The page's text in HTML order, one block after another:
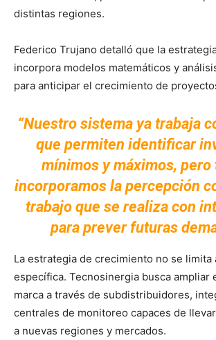
distintas regiones.
Federico Trujano detalló que la
incorpora modelos matemáticos y
para anticipar el crecimiento de
“Nuestro sistema ya trabaja
que permiten identificar
mínimos y máximos, pero
incorporamos la percepción
trabajo que se realiza con
para prever futuras
La estrategia de crecimiento no se limita
específica. Tecnosinergia busca ampliar
marca a través de subdistribuidores,
centrales de monitoreo capaces de
a nuevas regiones y mercados.